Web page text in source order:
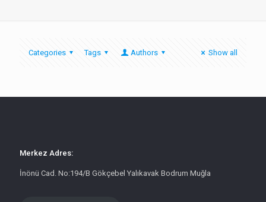
Categories Tags Authors Show all
Merkez Adres:
İnönü Cad. No:194/B Gökçebel Yalıkavak Bodrum Muğla